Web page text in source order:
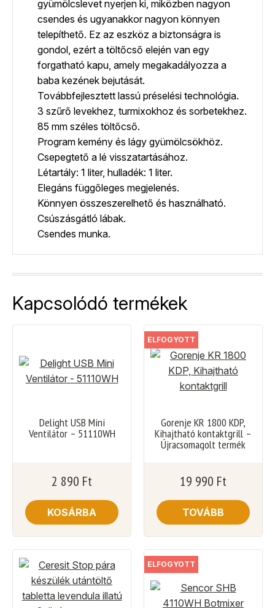
gyümölcslevet nyerjen ki, miközben nagyon
csendes és ugyanakkor nagyon könnyen
telepíthető. Ez az eszköz a biztonságra is
gondol, ezért a töltőcső elején van egy
forgatható kapu, amely megakadályozza a
baba kezének bejutását.
Továbbfejlesztett lassú préselési technológia.
3 szűrő levekhez, turmixokhoz és sorbetekhez.
85 mm széles töltőcső.
Program kemény és lágy gyümölcsökhöz.
Csepegtető a lé visszatartásához.
Létartály: 1 liter, hulladék: 1 liter.
Elegáns függőleges megjelenés.
Könnyen összeszerelhető és használható.
Csúszásgátló lábak.
Csendes munka.
Kapcsolódó termékek
Delight USB Mini
Ventilátor – 51110WH
2 890 Ft
KOSÁRBA
ELFOGYOTT
Gorenje KR 1800 KDP,
Kihajtható kontaktgrill –
Újracsomagolt termék
19 990 Ft
TOVÁBB
ELFOGYOTT